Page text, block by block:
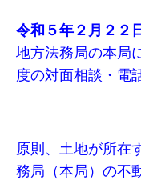
令和５年２月２２
地方法務局の本局
度の対面相談・電
原則、土地が所在
務局（本局）の不